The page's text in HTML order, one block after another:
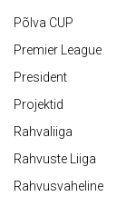
Põlva CUP
Premier League
President
Projektid
Rahvaliiga
Rahvuste Liiga
Rahvusvaheline